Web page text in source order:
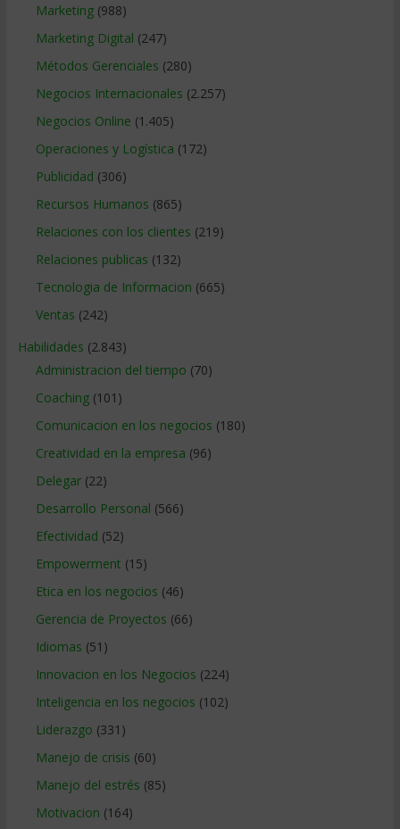
Marketing(988)
Marketing Digital (247)
Métodos Gerenciales (280)
Negocios Internacionales (2.257)
Negocios Online (1.405)
Operaciones y Logística (172)
Publicidad (306)
Recursos Humanos (865)
Relaciones con los clientes (219)
Relaciones publicas (132)
Tecnologia de Informacion (665)
Ventas (242)
Habilidades (2.843)
Administracion del tiempo (70)
Coaching(101)
Comunicacion en los negocios (180)
Creatividad en la empresa (96)
Delegar(22)
Desarrollo Personal (566)
Efectividad (52)
Empowerment (15)
Etica en los negocios (46)
Gerencia de Proyectos (66)
Idiomas (51)
Innovacion en los Negocios (224)
Inteligencia en los negocios (102)
Liderazgo (331)
Manejo de crisis (60)
Manejo del estrés (85)
Motivacion (164)